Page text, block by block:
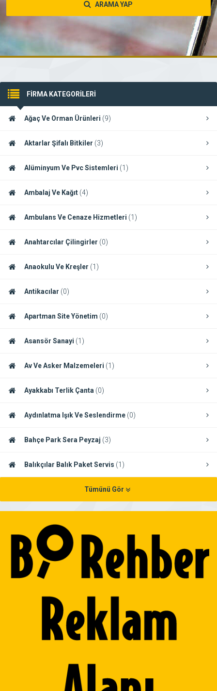
ARAMA YAP
FİRMA KATEGORİLERİ
Ağaç Ve Orman Ürünleri (9)
Aktarlar Şifalı Bitkiler (3)
Alüminyum Ve Pvc Sistemleri (1)
Ambalaj Ve Kağıt (4)
Ambulans Ve Cenaze Hizmetleri (1)
Anahtarcılar Çilingirler (0)
Anaokulu Ve Kreşler (1)
Antikacılar (0)
Apartman Site Yönetim (0)
Asansör Sanayi (1)
Av Ve Asker Malzemeleri (1)
Ayakkabı Terlik Çanta (0)
Aydınlatma Işık Ve Seslendirme (0)
Bahçe Park Sera Peyzaj (3)
Balıkçılar Balık Paket Servis (1)
Tümünü Gör